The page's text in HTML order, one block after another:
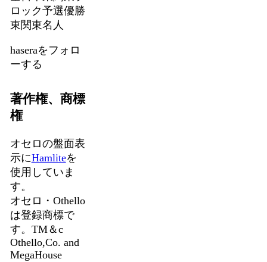
ロック予選優勝
東関東名人
haseraをフォロ
ーする
著作権、商標
権
オセロの盤面表
示にHamliteを
使用していま
す。
オセロ・Othello
は登録商標で
す。TM＆c
Othello,Co. and
MegaHouse